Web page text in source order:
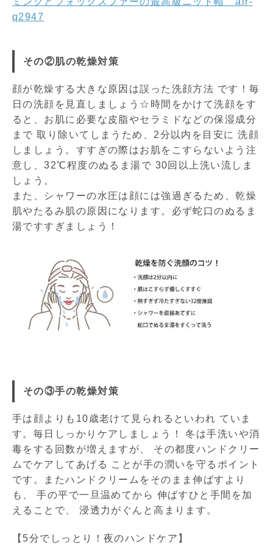
q2947
その②肌の乾燥対策
顔が乾燥する大きな原因は誤った洗顔方法 です！毎
日の洗顔を見直しましょう☆時間をかけて洗顔をす
ると、お肌に必要な皮脂やセラミドなどの保湿成分
まで 取り除いてしまうため、2分以内を目安に 洗顔
しましょう。すすぎの際はお肌をこすらないよう注
意し、32℃程度のぬるま湯で 30回以上洗い流しま
しょう。
また、シャワーの水圧は顔には強過ぎるため、乾燥
肌やたるみ肌の原因になります。必ず蛇口のぬるま
湯ですすぎましょう！
その③手の乾燥対策
手は顔よりも10歳老けて見られるといわれ ていま
す。毎日しっかりケアしましょう！ 冬は手洗いや消
毒をする回数が増えますが、 その都度ハンドクリー
ムでケアしてあげる ことが手の潤いを守るポイント
です。またハンドクリームをそのまま伸ばすより
も、 手の平で一旦温めてから 伸ばすひと手間を加
えることで、 浸透力がぐんと高まります。
【5分でしっとり！夜のハンドケア】